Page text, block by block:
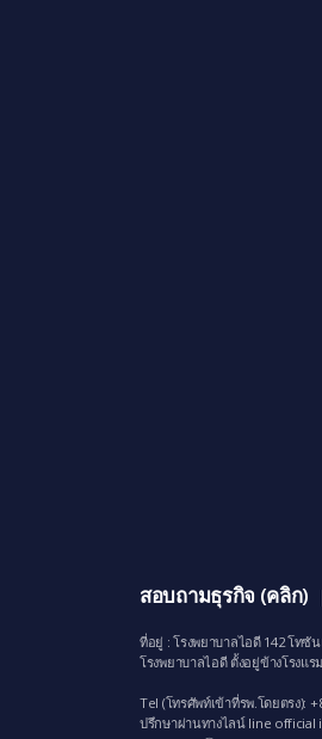
สอบถามธุรกิจ (คลิก)
ที่อยู่ : โรงพยาบาลไอดี 142 โทซั
โรงพยาบาลไอดี ตั้งอยู่ข้างโรงแ
Tel (โทรศัพท์เข้าที่รพ.โดยตรง):
ปรึกษาผ่านทางไลน์ line official